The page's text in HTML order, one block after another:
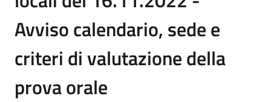
Avviso calendario, sede e
criteri di valutazione della
prova orale